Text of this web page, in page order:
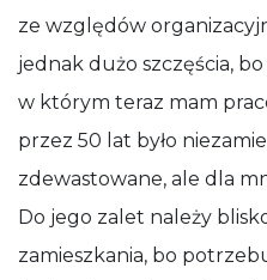
ze względów
jednak dużo szczęścia,
w którym teraz mam
przez 50 lat było
zdewastowane, ale dla
Do jego zalet należy
zamieszkania, bo